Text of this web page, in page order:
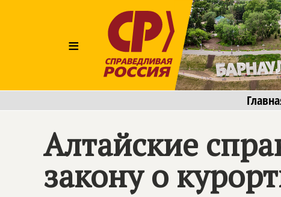
≡
Алтайские
закону о